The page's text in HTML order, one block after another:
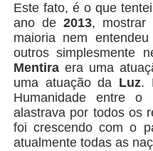
Este fato, é o que
ano de2013, mostrar
maioria nem
outros simplesmente
Mentiraera uma
uma atuação da Luz.
Humanidade entre o
alastrava por todos os
foi crescendo com o
atualmente todas as